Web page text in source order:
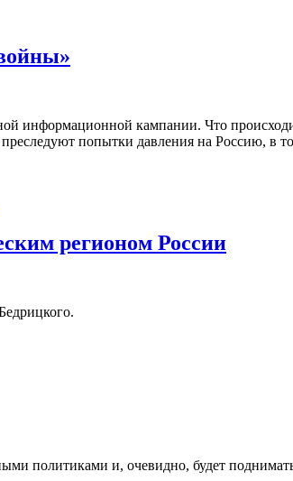
информационной кампании. Что
попытки давления на Россию, в
регионом России
политиками и, очевидно, будет